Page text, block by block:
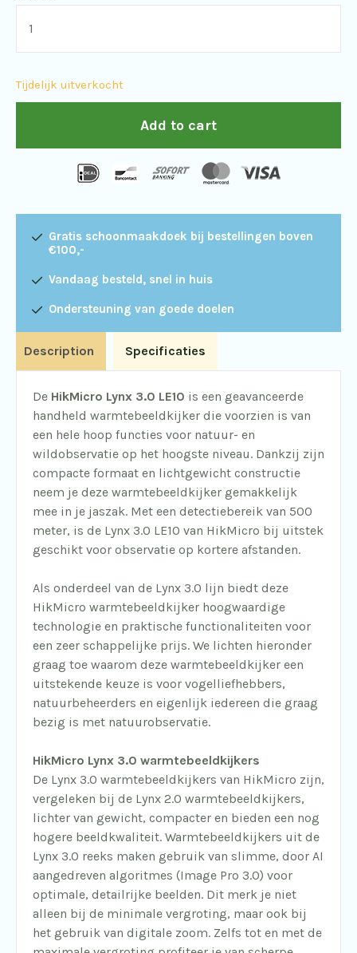
LE10
Tijdelijk uitverkocht
Add to cart
Gratis schoonmaakdoek bij bestellingen boven
€100,-
Vandaag besteld, snel in huis
Ondersteuning van goede doelen
Description Specificaties
De HikMicro Lynx 3.0 LE10 is een geavanceerde
handheld warmtebeeldkijker die voorzien is van
een hele hoop functies voor natuur- en
wildobservatie op het hoogste niveau. Dankzij zijn
compacte formaat en lichtgewicht constructie
neem je deze warmtebeeldkijker gemakkelijk
mee in je jaszak. Met een detectiebereik van 500
meter, is de Lynx 3.0 LE10 van HikMicro bij uitstek
geschikt voor observatie op kortere afstanden.
Als onderdeel van de Lynx 3.0 lijn biedt deze
HikMicro warmtebeeldkijker hoogwaardige
technologie en praktische functionaliteiten voor
een zeer schappelijke prijs. We lichten hieronder
graag toe waarom deze warmtebeeldkijker een
uitstekende keuze is voor vogelliefhebbers,
natuurbeheerders en eigenlijk iedereen die graag
bezig is met natuurobservatie.
HikMicro Lynx 3.0 warmtebeeldkijkers
De Lynx 3.0 warmtebeeldkijkers van HikMicro zijn,
vergeleken bij de Lynx 2.0 warmtebeeldkijkers,
lichter van gewicht, compacter en bieden een nog
hogere beeldkwaliteit. Warmtebeeldkijkers uit de
Lynx 3.0 reeks maken gebruik van slimme, door AI
aangedreven algoritmes (Image Pro 3.0) voor
optimale, detailrijke beelden. Dit merk je niet
alleen bij de minimale vergroting, maar ook bij
het gebruik van digitale zoom. Zelfs tot en met de